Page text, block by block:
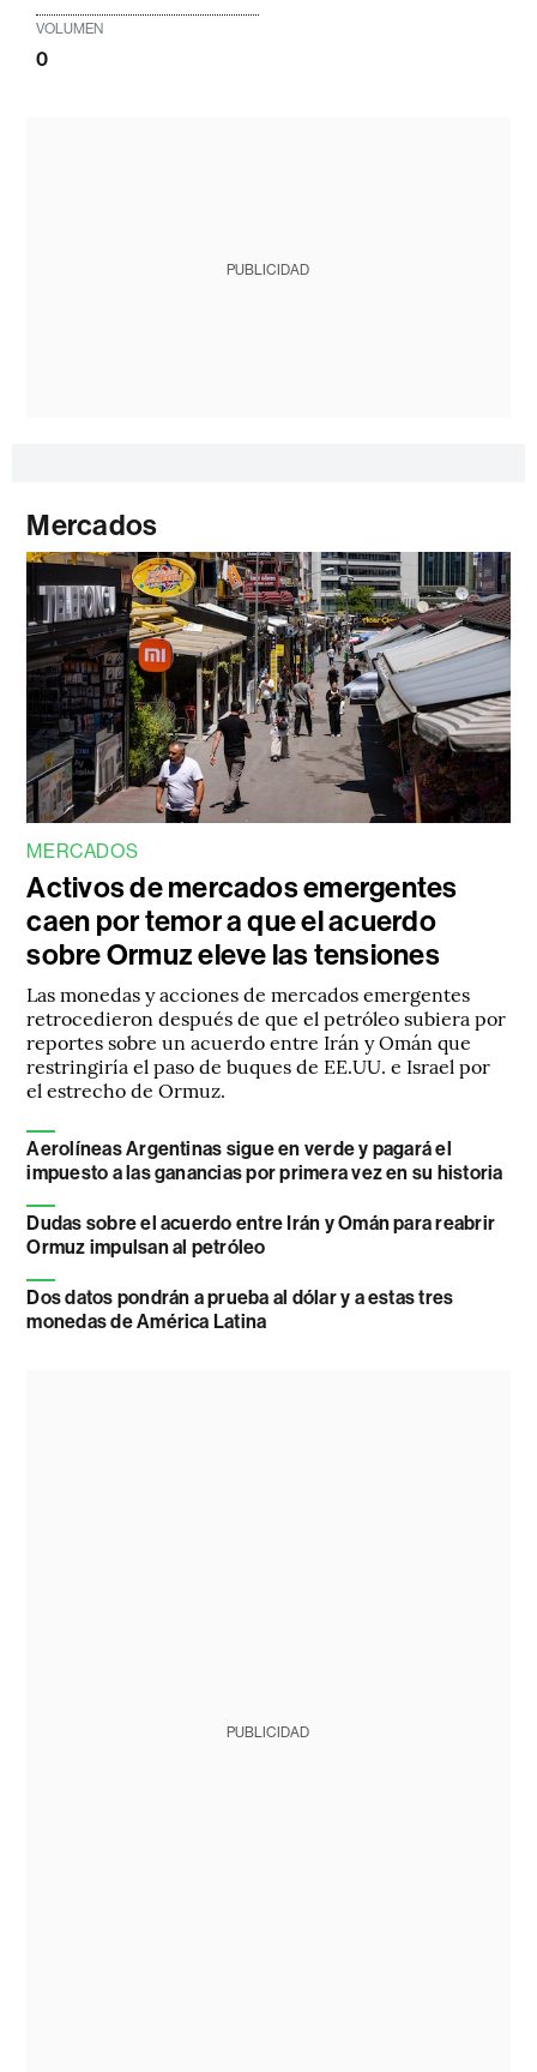
VOLUMEN
0
PUBLICIDAD
Mercados
MERCADOS
Activos de mercados emergentes
caen por temor a que el acuerdo
sobre Ormuz eleve las tensiones
Las monedas y acciones de mercados emergentes
retrocedieron después de que el petróleo subiera por
reportes sobre un acuerdo entre Irán y Omán que
restringiría el paso de buques de EE.UU. e Israel por
el estrecho de Ormuz.
Aerolíneas Argentinas sigue en verde y pagará el
impuesto a las ganancias por primera vez en su historia
Dudas sobre el acuerdo entre Irán y Omán para reabrir
Ormuz impulsan al petróleo
Dos datos pondrán a prueba al dólar y a estas tres
monedas de América Latina
PUBLICIDAD